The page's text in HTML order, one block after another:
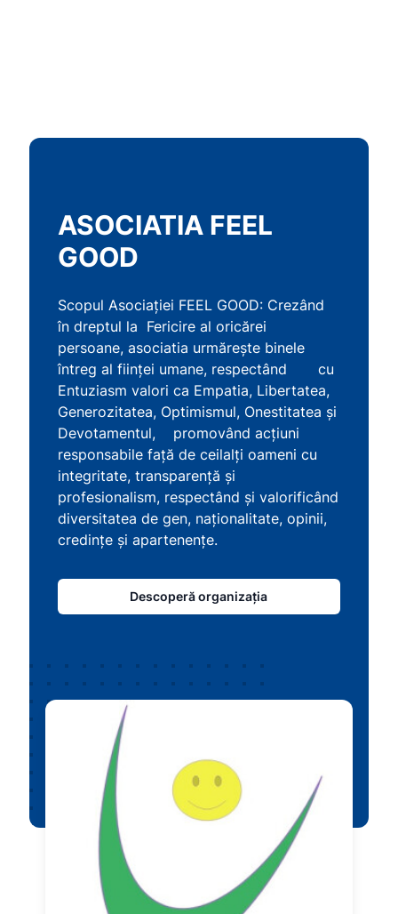
ASOCIATIA FEEL
GOOD
Scopul Asociației FEEL GOOD: Crezând
în dreptul la Fericire al oricărei
persoane, asociatia urmărește binele
întreg al ființei umane, respectând cu
Entuziasm valori ca Empatia, Libertatea,
Generozitatea, Optimismul, Onestitatea și
Devotamentul, promovând acțiuni
responsabile față de ceilalți oameni cu
integritate, transparență și
profesionalism, respectând și valorificând
diversitatea de gen, naționalitate, opinii,
credințe și apartenențe.
Descoperă organizația